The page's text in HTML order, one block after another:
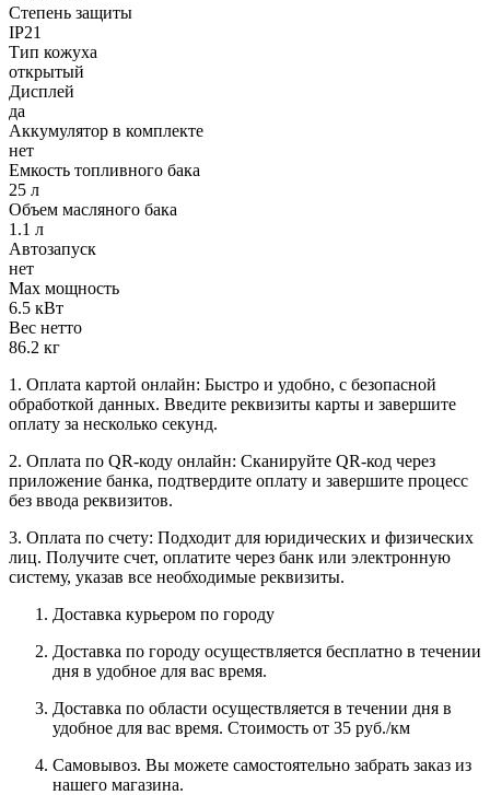
Степень защиты
IP21
Тип кожуха
открытый
Дисплей
да
Аккумулятор в комплекте
нет
Емкость топливного бака
25 л
Объем масляного бака
1.1 л
Автозапуск
нет
Max мощность
6.5 кВт
Вес нетто
86.2 кг
1. Оплата картой онлайн: Быстро и удобно, с безопасной
обработкой данных. Введите реквизиты карты и завершите
оплату за несколько секунд.
2. Оплата по QR-коду онлайн: Сканируйте QR-код через
приложение банка, подтвердите оплату и завершите процесс
без ввода реквизитов.
3. Оплата по счету: Подходит для юридических и физических
лиц. Получите счет, оплатите через банк или электронную
систему, указав все необходимые реквизиты.
Доставка курьером по городу
Доставка по городу осуществляется бесплатно в течении
дня в удобное для вас время.
Доставка по области осуществляется в течении дня в
удобное для вас время. Стоимость от 35 руб./км
Самовывоз. Вы можете самостоятельно забрать заказ из
нашего магазина.